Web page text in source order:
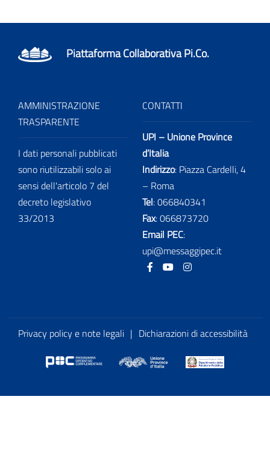
Piattaforma Collaborativa Pi.Co.
AMMINISTRAZIONE
TRASPARENTE
I dati personali pubblicati
sono riutilizzabili solo ai
sensi dell'articolo 7 del
decreto legislativo
33/2013
CONTATTI
UPI – Unione Province
d’Italia
Indirizzo: Piazza Cardelli, 4
– Roma
Tel:066840341
Fax:066873720
Email PEC:
upi@messaggipec.it
FacebookYoutube
Privacy policy e note legali | Dichiarazioni di accessibilità